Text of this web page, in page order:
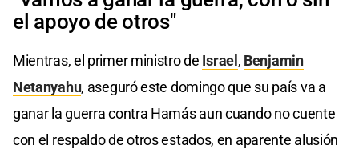
el apoyo de otros"
Mientras, el primer ministro de Israel , Benjamin
Netanyahu, aseguró este domingo que su país va a
ganar la guerra contra Hamás aun cuando no cuente
con el respaldo de otros estados, en aparente alusión